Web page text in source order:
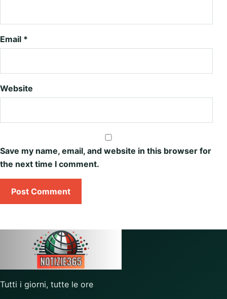
Email *
Website
Save my name, email, and website in this browser for
the next time I comment.
Tutti i giorni, tutte le ore